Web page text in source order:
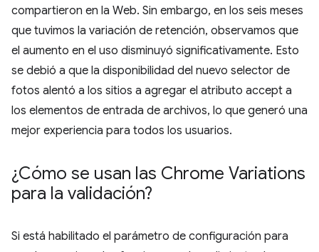
compartieron en la Web. Sin embargo, en los seis meses
que tuvimos la variación de retención, observamos que
el aumento en el uso disminuyó significativamente. Esto
se debió a que la disponibilidad del nuevo selector de
fotos alentó a los sitios a agregar el atributo accept a
los elementos de entrada de archivos, lo que generó una
mejor experiencia para todos los usuarios.
¿Cómo se usan las Chrome Variations
para la validación?
Si está habilitado el parámetro de configuración para